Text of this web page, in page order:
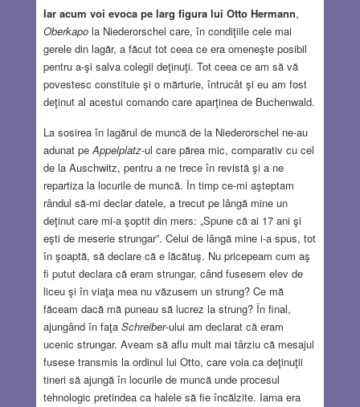
Iar acum voi evoca pe larg figura lui Otto Hermann,
Oberkapola Niederorschel care, în condiţiile cele mai
gerele din lagăr, a făcut tot ceea ce era omeneşte posibil
pentru a-şi salva colegii deţinuţi. Tot ceea ce am să vă
povestesc constituie şi o mărturie, întrucât şi eu am fost
deţinut al acestui comando care aparţinea de Buchenwald.
La sosirea în lagărul de muncă de la Niederorschel ne-au
adunat peAppelplatz-ul care părea mic, comparativ cu cel
de la Auschwitz, pentru a ne trece în revistă şi a ne
repartiza la locurile de muncă. În timp ce-mi aşteptam
rândul să-mi declar datele, a trecut pe lângă mine un
deţinut care mi-a şoptit din mers: „Spune că ai 17 ani şi
eşti de meserie strungar”. Celui de lângă mine i-a spus, tot
în şoaptă, să declare că e lăcătuş. Nu pricepeam cum aş
fi putut declara că eram strungar, când fusesem elev de
liceu şi în viaţa mea nu văzusem un strung? Ce mă
făceam dacă mă puneau să lucrez la strung? În final,
ajungând în faţa Schreiber-ului am declarat că eram
ucenic strungar. Aveam să aflu mult mai târziu că mesajul
fusese transmis la ordinul lui Otto, care voia ca deţinuţii
tineri să ajungă în locurile de muncă unde procesul
tehnologic pretindea ca halele să fie încălzite. Iarna era